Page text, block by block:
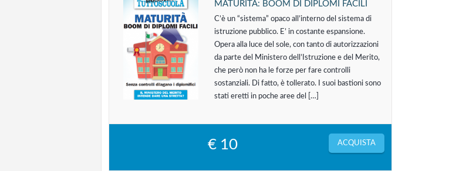
MATURITÀ: BOOM DI DIPLOMI FACILI
C’è un “sistema” opaco all’interno del sistema di
istruzione pubblico. E’ in costante espansione.
Opera alla luce del sole, con tanto di autorizzazioni
da parte del Ministero dell’Istruzione e del Merito,
che però non ha le forze per fare controlli
sostanziali. Di fatto, è tollerato. I suoi bastioni sono
stati eretti in poche aree del […]
€ 10 ACQUISTA